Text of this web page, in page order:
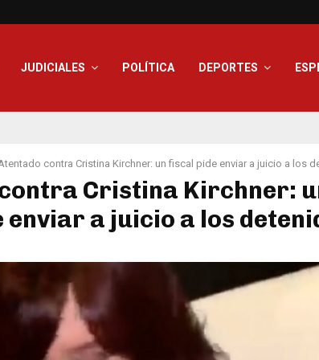
JUDICIALES POLÍTICA DEPORTES
contra Cristina Kirchner: un fiscal pide enviar a juicio a los
Cristina Kirchner:
enviar a juicio a los